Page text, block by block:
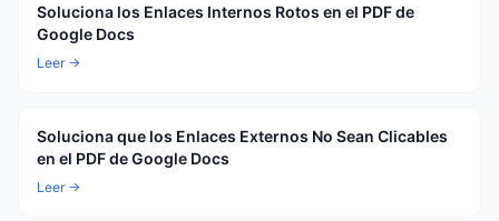
Soluciona los Enlaces Internos Rotos en el PDF de
Google Docs
Leer →
Soluciona que los Enlaces Externos No Sean Clicables
en el PDF de Google Docs
Leer →